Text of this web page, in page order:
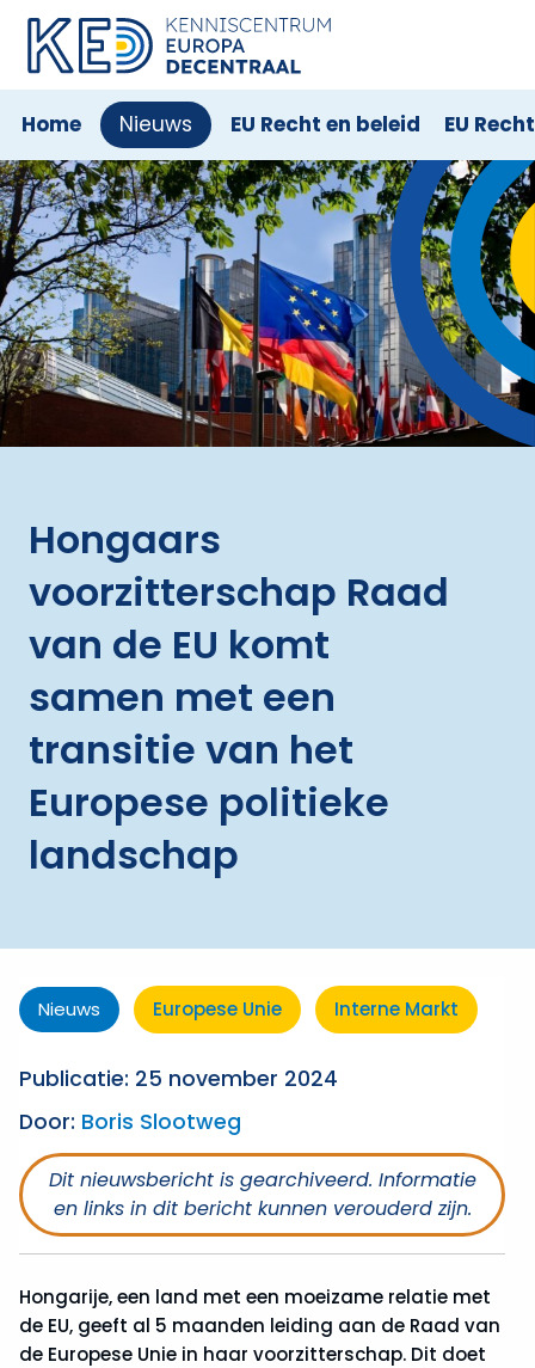
Home Nieuws EU Recht en beleid EU
Hongaars
voorzitterschap Raad
van de EU komt
samen met een
transitie van het
Europese politieke
landschap
Nieuws Europese Unie Interne Markt
Publicatie: 25 november 2024
Door: Boris Slootweg
Dit nieuwsbericht is gearchiveerd. Informatie
en links in dit bericht kunnen verouderd zijn.
Hongarije, een land met een moeizame relatie met
de EU, geeft al 5 maanden leiding aan de Raad van
de Europese Unie in haar voorzitterschap. Dit doet